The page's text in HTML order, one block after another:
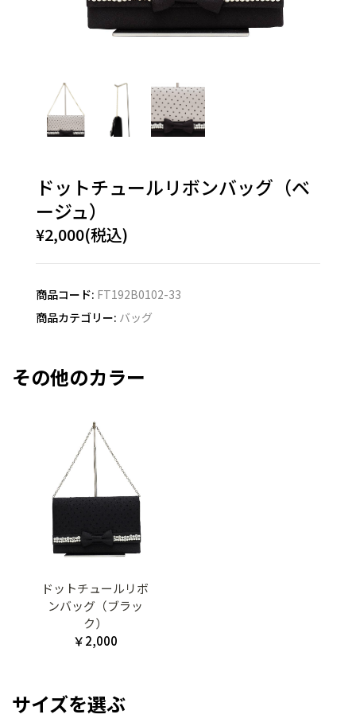
ドットチュールリボンバッグ（ベ
ージュ）
¥2,000(税込)
商品コード: FT192B0102-33
商品カテゴリー: バッグ
その他のカラー
ドットチュールリボ
ンバッグ（ブラッ
ク）
￥2,000
サイズを選ぶ